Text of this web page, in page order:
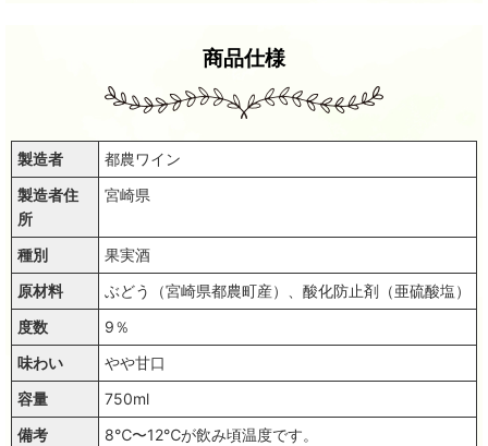
商品仕様
製造者
都農ワイン
製造者住
所
宮崎県
種別
果実酒
原材料
ぶどう（宮崎県都農町産）、酸化防止剤（亜硫酸塩）
度数
9％
味わい
やや甘口
容量
750ml
備考
8℃〜12℃が飲み頃温度です。